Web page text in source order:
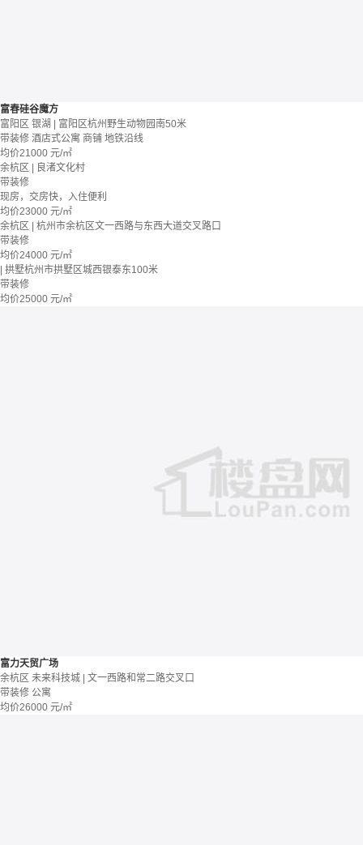
富春硅谷魔方
富阳区 银湖 | 富阳区杭州野生动物园南50米
带装修 酒店式公寓 商铺 地铁沿线
均价21000 元/㎡
余杭区 | 良渚文化村
带装修
现房，交房快，入住便利
均价23000 元/㎡
余杭区 | 杭州市余杭区文一西路与东西大道交叉路口
带装修
均价24000 元/㎡
| 拱墅杭州市拱墅区城西银泰东100米
带装修
均价25000 元/㎡
富力天贸广场
余杭区 未来科技城 | 文一西路和常二路交叉口
带装修 公寓
均价26000 元/㎡